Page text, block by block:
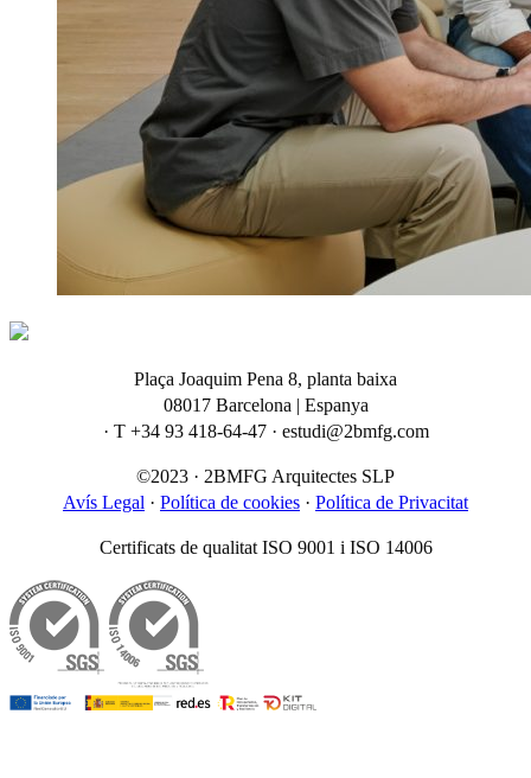
Plaça Joaquim Pena 8, planta baixa
08017 Barcelona | Espanya
· T +34 93 418-64-47 · estudi@2bmfg.com
©2023 · 2BMFG Arquitectes SLP
Avís Legal · Política de cookies · Política de Privacitat
Certificats de qualitat ISO 9001 i ISO 14006